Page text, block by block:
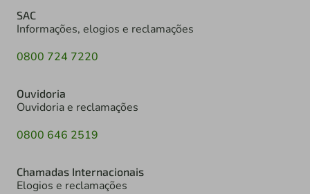
SAC
Informações, elogios e reclamações
0800 724 7220
Ouvidoria
Ouvidoria e reclamações
0800 646 2519
Chamadas Internacionais
Elogios e reclamações